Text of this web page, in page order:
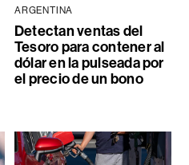
ARGENTINA
Detectan ventas del
Tesoro para contener al
dólar en la pulseada por
el precio de un bono